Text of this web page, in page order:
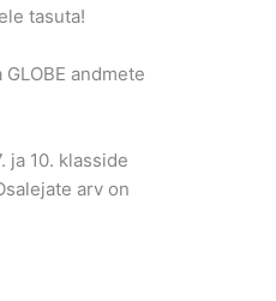
tasuta!
andmete
ja 10. klasside
arv on